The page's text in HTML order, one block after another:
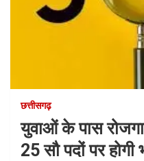
छत्तीसगढ़
युवाओं के पास
25 सौ पदों पर होगी